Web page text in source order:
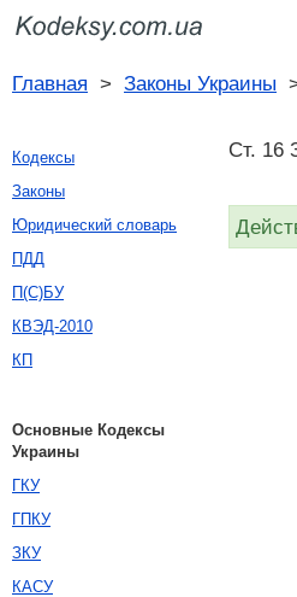
Главная > Законы Украины
Ст. 16
Кодексы
Законы
Юридический словарь
ПДД
П(С)БУ
КВЭД-2010
КП
Основные Кодексы
Украины
ГКУ
ГПКУ
ЗКУ
КАСУ